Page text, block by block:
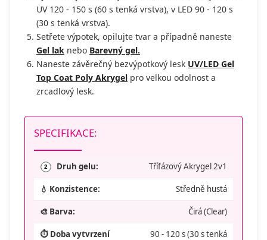
UV 120 - 150 s (60 s tenká vrstva), v LED 90 - 120 s
(30 s tenká vrstva).
Setřete výpotek, opilujte tvar a případně naneste
Gel lak nebo Barevný gel.
Naneste závěrečný bezvýpotkový lesk UV/LED Gel
Top Coat Poly Akrygel pro velkou odolnost a
zrcadlový lesk.
SPECIFIKACE:
2 Druh gelu: Třífázový Akrygel 2v1
💧 Konzistence: Středně hustá
🎨 Barva: Čirá (Clear)
⏱️ Doba vytvrzení
90 - 120 s (30 s tenká